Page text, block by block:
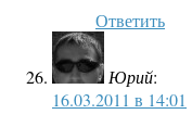
Ответить
Юрий:
16.03.2011 в 14:01